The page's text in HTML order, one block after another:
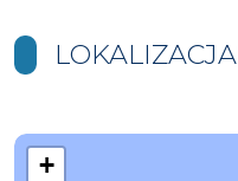
LOKALIZACJA
+